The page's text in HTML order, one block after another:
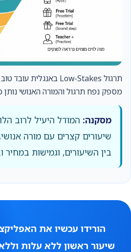
מספק נפח תרגול והמורה האנושי נותן
מסקנה: המודל היעיל לרוב
בין השיעורים, וגמישות במחיר
הורידו עכשיו את
שיעור ראשון ללא עלות